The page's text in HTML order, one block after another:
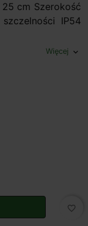
cm Szerokość
IP54
Więcej expand_more
favorite_border